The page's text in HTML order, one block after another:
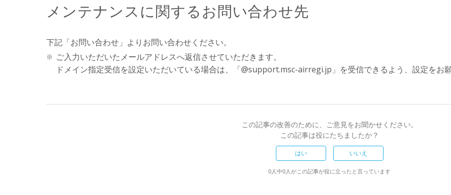
メンテナンスに関するお問い合わせ先
下記「お問い合わせ」よりお問い合わせください。
ご入力いただいたメールアドレスへ返信させていただきます。
ドメイン指定受信を設定いただいている場合は、「@support.msc-airregi.jp」を受信できるよう、設定をお願
この記事の改善のために、ご意見をお聞かせください。
この記事は役にたちましたか？
はい いいえ
0人中0人がこの記事が役に立ったと言っています